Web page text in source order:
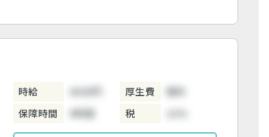
時給 4000円 厚生費
無料
保障時間
4時間 税